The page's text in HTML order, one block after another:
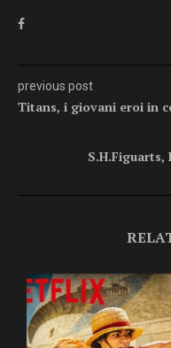
previous post
Titans, i giovani eroi in